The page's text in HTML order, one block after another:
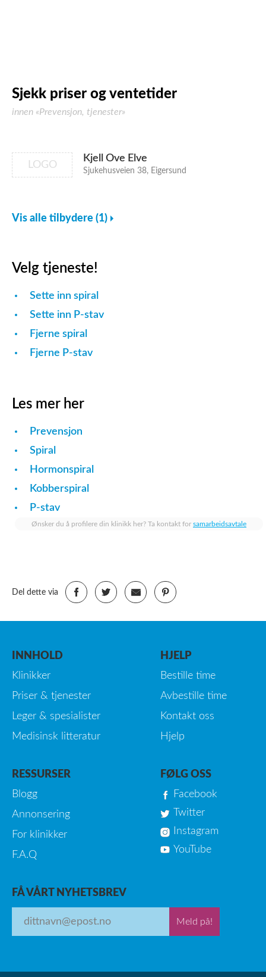
Sjekk priser og ventetider
innen «Prevensjon, tjenester»
LOGO
Kjell Ove Elve
Sjukehusveien 38, Eigersund
Vis alle tilbydere (1)
Velg tjeneste!
Sette inn spiral
Sette inn P-stav
Fjerne spiral
Fjerne P-stav
Les mer her
Prevensjon
Spiral
Hormonspiral
Kobberspiral
P-stav
Ønsker du å profilere din klinikk her? Ta kontakt for samarbeidsavtale
Del dette via
INNHOLD
Klinikker
Priser & tjenester
Leger & spesialister
Medisinsk litteratur
HJELP
Bestille time
Avbestille time
Kontakt oss
Hjelp
RESSURSER
Blogg
Annonsering
For klinikker
F.A.Q
FØLG OSS
Facebook
Twitter
Instagram
YouTube
FÅ VÅRT NYHETSBREV
Meld på!